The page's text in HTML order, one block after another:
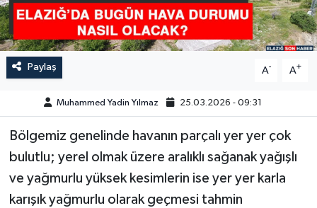
Paylaş A- A+
Muhammed Yadin Yılmaz 25.03.2026 - 09:31
Bölgemiz genelinde havanın parçalı yer yer çok
bulutlu; yerel olmak üzere aralıklı sağanak yağışlı
ve yağmurlu yüksek kesimlerin ise yer yer karla
karışık yağmurlu olarak geçmesi tahmin
KÜLTÜR-SANAT
MAGAZİN
ÖZEL HABER
POLİTİKA
SAĞLIK